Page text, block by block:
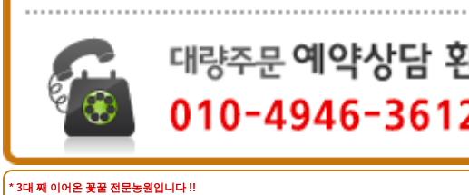
* 3대 째 이어온 꽃꿀 전문농원입니다 !!